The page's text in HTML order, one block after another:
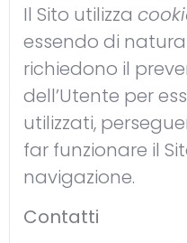
Il Sito utilizza
essendo di
richiedono il
dell’Utente per
utilizzati,
far funzionare il
navigazione.
Contatti